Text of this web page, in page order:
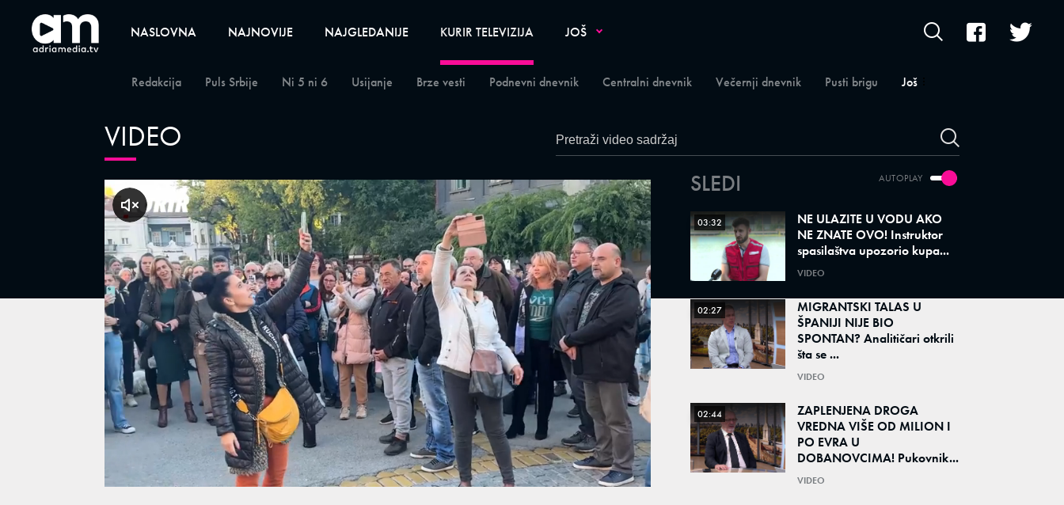
NASLOVNA NAJNOVIJE NAJGLEDANIJE KURIR TELEVIZIJA
Redakcija Puls Srbije Ni 5 ni 6 Usijanje Brze vesti Podnevni dnevnik Centralni dnevnik Večernji dnevnik Pusti brigu Još
JOŠ
VIDEO
Unmute
/
klikni za zvuk
AUTOPLAY
SLEDI
03:32
NE ULAZITE U VODU AKO
NE ZNATE OVO! Instruktor
spasilaštva upozorio kupa...
VIDEO
02:27
MIGRANTSKI TALAS U
ŠPANIJI NIJE BIO
SPONTAN? Analitičari otkrili
šta se ...
VIDEO
02:44
ZAPLENJENA DROGA
VREDNA VIŠE OD MILION I
PO EVRA U
DOBANOVCIMA! Pukovnik...
VIDEO